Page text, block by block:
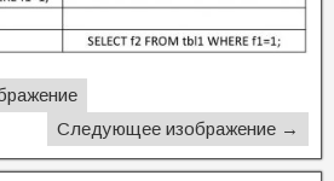
Следующее изображение →